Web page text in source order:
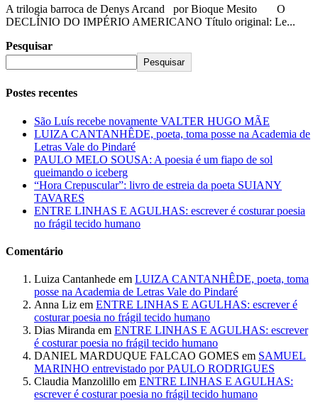
A trilogia barroca de Denys Arcand por Bioque Mesito O
DECLÍNIO DO IMPÉRIO AMERICANO Título original: Le...
Pesquisar
Pesquisar
Postes recentes
São Luís recebe novamente VALTER HUGO MÃE
LUIZA CANTANHÊDE, poeta, toma posse na Academia de
Letras Vale do Pindaré
PAULO MELO SOUSA: A poesia é um fiapo de sol
queimando o iceberg
“Hora Crepuscular”: livro de estreia da poeta SUIANY
TAVARES
ENTRE LINHAS E AGULHAS: escrever é costurar poesia
no frágil tecido humano
Comentário
Luiza Cantanhede em LUIZA CANTANHÊDE, poeta, toma
posse na Academia de Letras Vale do Pindaré
Anna Liz em ENTRE LINHAS E AGULHAS: escrever é
costurar poesia no frágil tecido humano
Dias Miranda em ENTRE LINHAS E AGULHAS: escrever
é costurar poesia no frágil tecido humano
DANIEL MARDUQUE FALCAO GOMES em SAMUEL
MARINHO entrevistado por PAULO RODRIGUES
Claudia Manzolillo em ENTRE LINHAS E AGULHAS:
escrever é costurar poesia no frágil tecido humano